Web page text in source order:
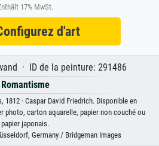
17% MwSt.
d'art
· ID de la peinture: 291486
Romantisme
1812 · Caspar David Friedrich. Disponible en
photo, carton aquarelle, papier non couché ou
papier japonais.
Germany / Bridgeman Images